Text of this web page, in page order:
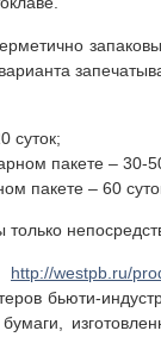
суток;
пакете – 30-
пакете – 60
http://westpb.ru/
бьюти-